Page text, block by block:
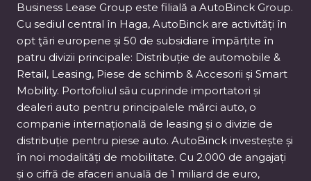
Business Lease Group este filială a AutoBinck Group.
Cu sediul central în Haga, AutoBinck are activități în
opt ţări europene și 50 de subsidiare împărțite în
patru divizii principale: Distribuție de automobile &
Retail, Leasing, Piese de schimb & Accesorii și Smart
Mobility. Portofoliul său cuprinde importatori și
dealeri auto pentru principalele mărci auto, o
companie internațională de leasing și o divizie de
distribuție pentru piese auto. AutoBinck investește și
în noi modalități de mobilitate. Cu 2.000 de angajați
și o cifră de afaceri anuală de 1 miliard de euro,